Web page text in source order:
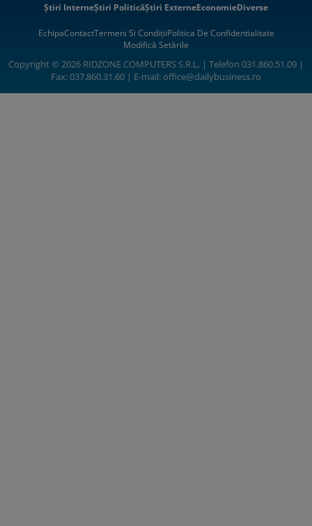
Știri InterneȘtiri PoliticăȘtiri ExterneEconomieDiverse
EchipaContactTermeni Si CondițiiPolitica De Confidentialitate
Modifică Setările
Copyright © 2026 RIDZONE COMPUTERS S.R.L. | Telefon 031.860.51.09 |
Fax: 037.860.31.60 | E-mail:office@dailybusiness.ro